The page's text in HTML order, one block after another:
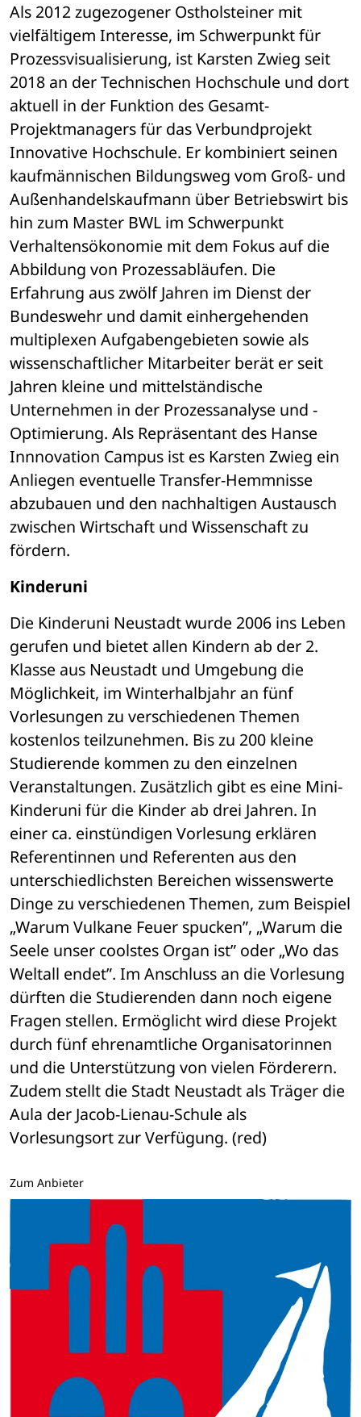
Als 2012 zugezogener Ostholsteiner mit
vielfältigem Interesse, im Schwerpunkt für
Prozessvisualisierung, ist Karsten Zwieg seit
2018 an der Technischen Hochschule und dort
aktuell in der Funktion des Gesamt-
Projektmanagers für das Verbundprojekt
Innovative Hochschule. Er kombiniert seinen
kaufmännischen Bildungsweg vom Groß- und
Außenhandelskaufmann über Betriebswirt bis
hin zum Master BWL im Schwerpunkt
Verhaltensökonomie mit dem Fokus auf die
Abbildung von Prozessabläufen. Die
Erfahrung aus zwölf Jahren im Dienst der
Bundeswehr und damit einhergehenden
multiplexen Aufgabengebieten sowie als
wissenschaftlicher Mitarbeiter berät er seit
Jahren kleine und mittelständische
Unternehmen in der Prozessanalyse und -
Optimierung. Als Repräsentant des Hanse
Innnovation Campus ist es Karsten Zwieg ein
Anliegen eventuelle Transfer-Hemmnisse
abzubauen und den nachhaltigen Austausch
zwischen Wirtschaft und Wissenschaft zu
fördern.
Kinderuni
Die Kinderuni Neustadt wurde 2006 ins Leben
gerufen und bietet allen Kindern ab der 2.
Klasse aus Neustadt und Umgebung die
Möglichkeit, im Winterhalbjahr an fünf
Vorlesungen zu verschiedenen Themen
kostenlos teilzunehmen. Bis zu 200 kleine
Studierende kommen zu den einzelnen
Veranstaltungen. Zusätzlich gibt es eine Mini-
Kinderuni für die Kinder ab drei Jahren. In
einer ca. einstündigen Vorlesung erklären
Referentinnen und Referenten aus den
unterschiedlichsten Bereichen wissenswerte
Dinge zu verschiedenen Themen, zum Beispiel
„Warum Vulkane Feuer spucken”, „Warum die
Seele unser coolstes Organ ist” oder „Wo das
Weltall endet”. Im Anschluss an die Vorlesung
dürften die Studierenden dann noch eigene
Fragen stellen. Ermöglicht wird diese Projekt
durch fünf ehrenamtliche Organisatorinnen
und die Unterstützung von vielen Förderern.
Zudem stellt die Stadt Neustadt als Träger die
Aula der Jacob-Lienau-Schule als
Vorlesungsort zur Verfügung. (red)
Zum Anbieter